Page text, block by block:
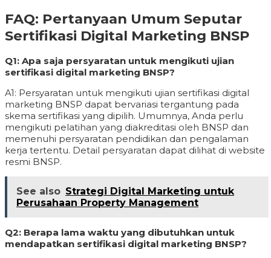
FAQ: Pertanyaan Umum Seputar
Sertifikasi Digital Marketing BNSP
Q1: Apa saja persyaratan untuk mengikuti ujian
sertifikasi digital marketing BNSP?
A1: Persyaratan untuk mengikuti ujian sertifikasi digital
marketing BNSP dapat bervariasi tergantung pada
skema sertifikasi yang dipilih. Umumnya, Anda perlu
mengikuti pelatihan yang diakreditasi oleh BNSP dan
memenuhi persyaratan pendidikan dan pengalaman
kerja tertentu. Detail persyaratan dapat dilihat di website
resmi BNSP.
See also Strategi Digital Marketing untuk
Perusahaan Property Management
Q2: Berapa lama waktu yang dibutuhkan untuk
mendapatkan sertifikasi digital marketing BNSP?